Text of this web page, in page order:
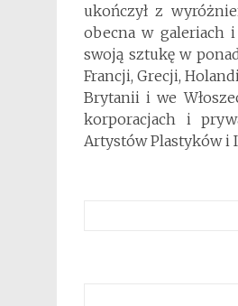
ukończył z
obecna w galeriach
swoją sztukę w
Francji, Grecji,
Brytanii i we
korporacjach i
Artystów Plastyków i